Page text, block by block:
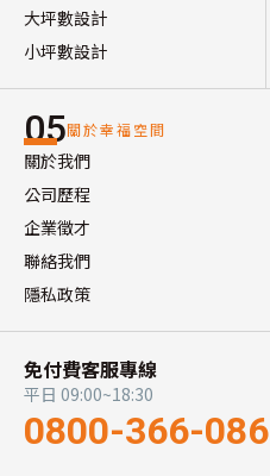
大坪數設計
小坪數設計
05關於幸福空間
關於我們
公司歷程
企業徵才
聯絡我們
隱私政策
免付費客服專線
平日 09:00~18:30
0800-366-086